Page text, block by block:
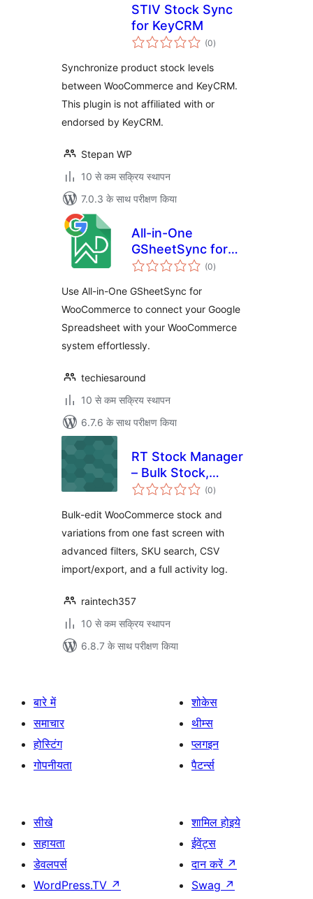
STIV Stock Sync
for KeyCRM
(0कुल
दर)
Synchronize product stock levels
between WooCommerce and KeyCRM.
This plugin is not affiliated with or
endorsed by KeyCRM.
Stepan WP
10 से कम सक्रिय स्थापन
7.0.3 के साथ परीक्षण किया
All-in-One
GSheetSync for
WooCommerce
(0कुल
दर)
Use All-in-One GSheetSync for
WooCommerce to connect your Google
Spreadsheet with your WooCommerce
system effortlessly.
techiesaround
10 से कम सक्रिय स्थापन
6.7.6 के साथ परीक्षण किया
RT Stock Manager
– Bulk Stock,
Inventory & CSV
WooCommerce
(0कुल
दर)
Bulk-edit WooCommerce stock and
variations from one fast screen with
advanced filters, SKU search, CSV
import/export, and a full activity log.
raintech357
10 से कम सक्रिय स्थापन
6.8.7 के साथ परीक्षण किया
बारे में
समाचार
होस्टिंग
गोपनीयता
शोकेस
थीम्स
प्लगइन
पैटर्न्स
सीखे
सहायता
डेवलपर्स
WordPress.TV ↗
शामिल होइये
ईवेंट्स
दान करें ↗
Swag ↗